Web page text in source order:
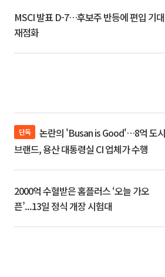
MSCI 발표 D-7…후보주 반등에 편입 기대
재점화
단독
브랜드, 용산 대통령실 CI 업체가 수행
2000억 수혈받은 홈플러스 ‘오늘 가오
픈’...13일 정식 개장 시험대